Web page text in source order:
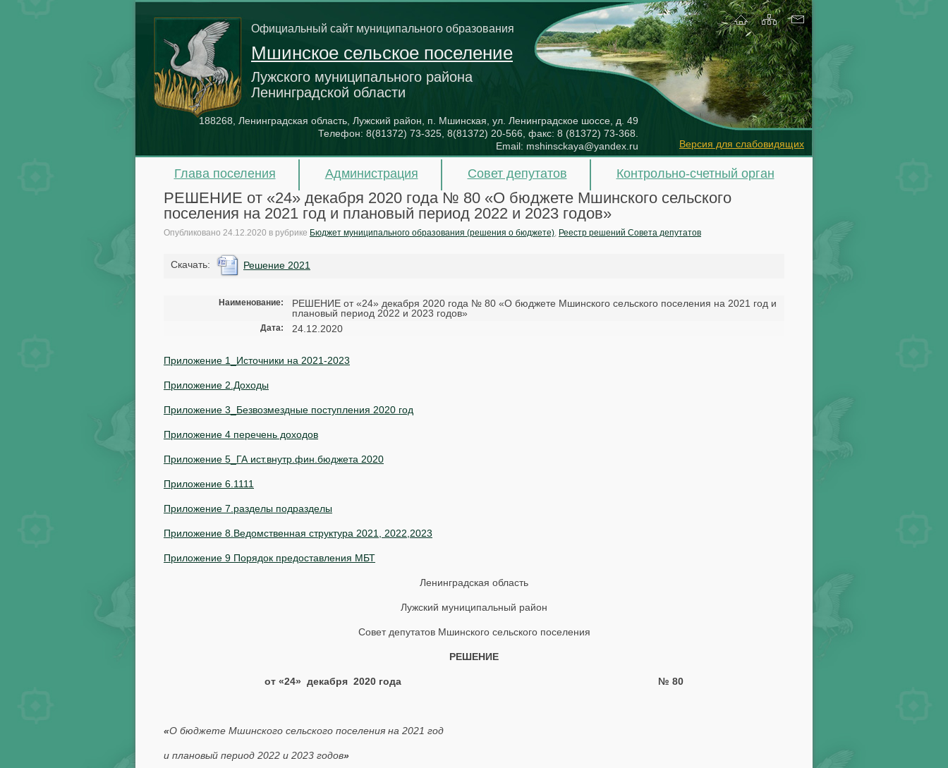
Официальный сайт муниципального образования
Мшинское сельское поселение
Лужского муниципального района
Ленинградской области
188268, Ленинградская область, Лужский район, п. Мшинская, ул. Ленинградское шоссе, д. 49
Телефон: 8(81372) 73-325, 8(81372) 20-566 , факс: 8 (81372) 73-368
Email: mshinsckaya@yandex.ru
Глава поселения Администрация Совет депутатов Контрольно-счетный орган
РЕШЕНИЕ от «24» декабря 2020 года № 80 «О бюджете Мшинского сельского
поселения на 2021 год и плановый период 2022 и 2023 годов»
Опубликовано 24.12.2020 в рубрике Бюджет муниципального образования (решения о бюджете), Реестр решений Совета депутатов
Cкачать: Решение 2021
Наименование:
РЕШЕНИЕ от «24» декабря 2020 года № 80 «О бюджете Мшинского сельского поселения на 2021 год и
плановый период 2022 и 2023 годов»
Дата: 24.12.2020
Приложение 1_Источники на 2021-2023
Приложение 2.Доходы
Приложение 3_Безвозмездные поступления 2020 год
Приложение 4 перечень доходов
Приложение 5_ГА ист.внутр.фин.бюджета 2020
Приложение 6.1111
Приложение 7.разделы подразделы
Приложение 8.Ведомственная структура 2021, 2022,2023
Приложение 9 Порядок предоставления МБТ
Ленинградская область
Лужский муниципальный район
Совет депутатов Мшинского сельского поселения
РЕШЕНИЕ
от «24» декабря 2020 года № 80
«О бюджете Мшинского сельского поселения на 2021 год
и плановый период 2022 и 2023 годов»